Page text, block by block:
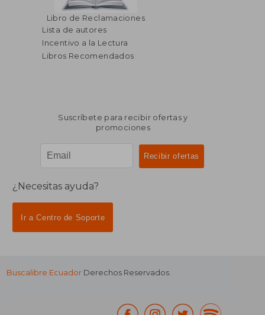
45%
dcto.
$ 80.26
$ 44.14
Libro de Reclamaciones
Lista de autores
Incentivo a la Lectura
Libros Recomendados
Suscríbete para recibir ofertas y
promociones
¿Necesitas ayuda?
Ir a Centro de Soporte
Buscalibre Ecuador Derechos Reservados.